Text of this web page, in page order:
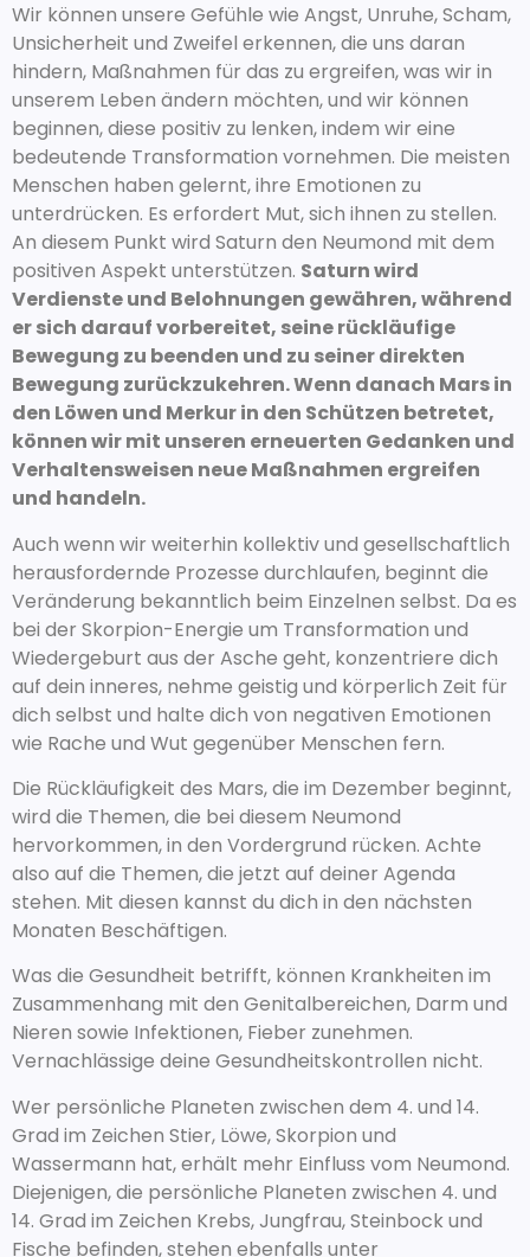
Wir können unsere Gefühle wie Angst, Unruhe, Scham,
Unsicherheit und Zweifel erkennen, die uns daran
hindern, Maßnahmen für das zu ergreifen, was wir in
unserem Leben ändern möchten, und wir können
beginnen, diese positiv zu lenken, indem wir eine
bedeutende Transformation vornehmen. Die meisten
Menschen haben gelernt, ihre Emotionen zu
unterdrücken. Es erfordert Mut, sich ihnen zu stellen.
An diesem Punkt wird Saturn den Neumond mit dem
positiven Aspekt unterstützen. Saturn wird
Verdienste und Belohnungen gewähren, während
er sich darauf vorbereitet, seine rückläufige
Bewegung zu beenden und zu seiner direkten
Bewegung zurückzukehren. Wenn danach Mars in
den Löwen und Merkur in den Schützen betretet,
können wir mit unseren erneuerten Gedanken und
Verhaltensweisen neue Maßnahmen ergreifen
und handeln.
Auch wenn wir weiterhin kollektiv und gesellschaftlich
herausfordernde Prozesse durchlaufen, beginnt die
Veränderung bekanntlich beim Einzelnen selbst. Da es
bei der Skorpion-Energie um Transformation und
Wiedergeburt aus der Asche geht, konzentriere dich
auf dein inneres, nehme geistig und körperlich Zeit für
dich selbst und halte dich von negativen Emotionen
wie Rache und Wut gegenüber Menschen fern.
Die Rückläufigkeit des Mars, die im Dezember beginnt,
wird die Themen, die bei diesem Neumond
hervorkommen, in den Vordergrund rücken. Achte
also auf die Themen, die jetzt auf deiner Agenda
stehen. Mit diesen kannst du dich in den nächsten
Monaten Beschäftigen.
Was die Gesundheit betrifft, können Krankheiten im
Zusammenhang mit den Genitalbereichen, Darm und
Nieren sowie Infektionen, Fieber zunehmen.
Vernachlässige deine Gesundheitskontrollen nicht.
Wer persönliche Planeten zwischen dem 4. und 14.
Grad im Zeichen Stier, Löwe, Skorpion und
Wassermann hat, erhält mehr Einfluss vom Neumond.
Diejenigen, die persönliche Planeten zwischen 4. und
14. Grad im Zeichen Krebs, Jungfrau, Steinbock und
Fische befinden, stehen ebenfalls unter